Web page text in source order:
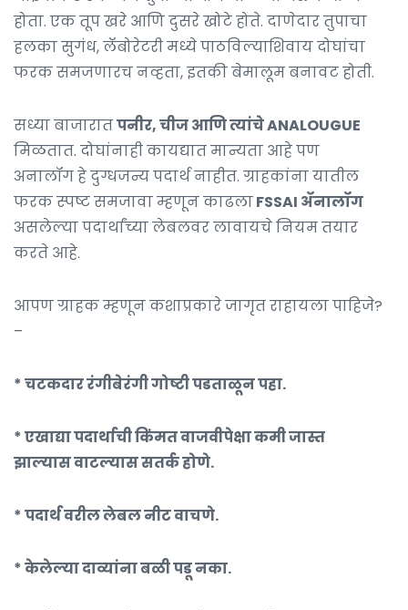
होता. एक तूप खरे आणि दुसरे खोटे होते. दाणेदार तुपाचा
हलका सुगंध, लॅबोरेटरी मध्ये पाठविल्याशिवाय दोघांचा
फरक समजणारच नव्हता, इतकी बेमालूम बनावट होती.
सध्या बाजारातपनीर, चीज आणि त्यांचे ANALOUGUE
मिळतात. दोघांनाही कायद्यात मान्यता आहे पण
अनालॉग हे दुग्धजन्य पदार्थ नाहीत. ग्राहकांना यातील
फरक स्पष्ट समजावा म्हणून काढलाFSSAI ॲनालॉग
असलेल्या पदार्थांच्या लेबलवर लावायचे नियम तयार
करते आहे.
आपण ग्राहक म्हणून कशाप्रकारे जागृत राहायला पाहिजे?
–
* चटकदार रंगीबेरंगी गोष्टी पडताळून पहा.
* एखाद्या पदार्थाची किंमत वाजवीपेक्षा कमी जास्त
झाल्यास वाटल्यास सतर्क होणे.
* पदार्थ वरील लेबल नीट वाचणे.
* केलेल्या दाव्यांना बळी पडू नका.